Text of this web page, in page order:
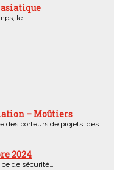
le…
– Moûtiers
des porteurs de projets, des
2024
de sécurité…